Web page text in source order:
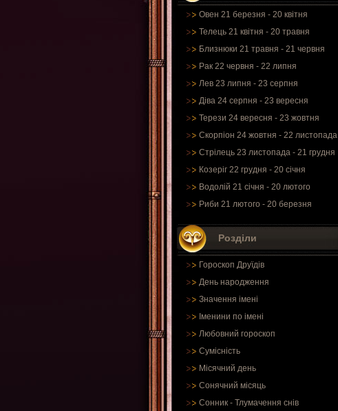
Овен 21 березня - 20 квітня
Телець 21 квітня - 20 травня
Близнюки 21 травня - 21 червня
Рак 22 червня - 22 липня
Лев 23 липня - 23 серпня
Діва 24 серпня - 23 вересня
Терези 24 вересня - 23 жовтня
Скорпіон 24 жовтня - 22 листопада
Стрілець 23 листопада - 21 грудня
Козеріг 22 грудня - 20 січня
Водолій 21 січня - 20 лютого
Риби 21 лютого - 20 березня
Розділи
Гороскоп Друїдів
День народження
Значення імені
Іменини по імені
Любовний гороскоп
Сумісність
Місячний день
Сонячний місяць
Сонник - Тлумачення снів